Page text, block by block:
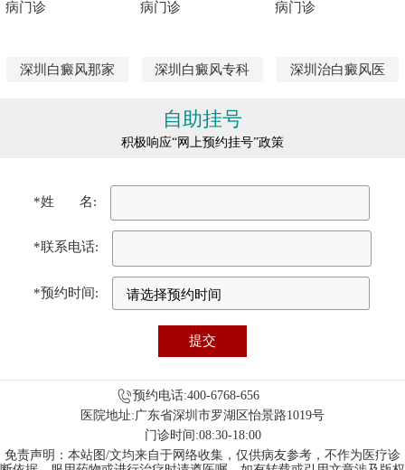
深圳白癜风那家 深圳白癜风专科 深圳治白癜风医
自助挂号
积极响应“网上预约挂号”政策
*姓 名:
*联系电话:
*预约时间:
预约电话:400-6768-656
医院地址:广东省深圳市罗湖区怡景路1019号
门诊时间:08:30-18:00
免责声明：本站图/文均来自于网络收集，仅供病友参考，不作为医疗诊